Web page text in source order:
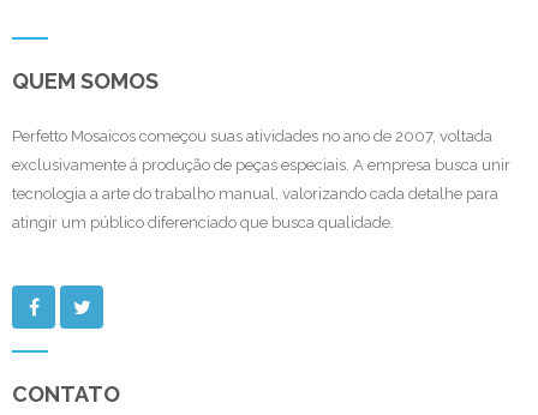
QUEM SOMOS
Perfetto Mosaicos começou suas atividades no ano de 2007, voltada
exclusivamente á produção de peças especiais. A empresa busca unir
tecnologia a arte do trabalho manual, valorizando cada detalhe para
atingir um público diferenciado que busca qualidade.
CONTATO